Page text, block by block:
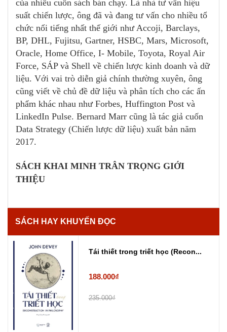
của nhiều cuốn sách bán chạy. Là nhà tư vấn hiệu
suất chiến lược, ông đã và đang tư vấn cho nhiều tổ
chức nổi tiếng nhất thế giới như Accoji, Barclays,
BP, DHL, Fujitsu, Gartner, HSBC, Mars, Microsoft,
Oracle, Home Office, I- Mobile, Toyota, Royal Air
Force, SÁP và Shell về chiến lược kinh doanh và dữ
liệu. Với vai trò diễn giả chính thường xuyên, ông
cũng viết về chủ đề dữ liệu và phân tích cho các ấn
phẩm khác nhau như Forbes, Huffington Post và
LinkedIn Pulse. Bernard Marr cũng là tác giả cuốn
Data Strategy (Chiến lược dữ liệu) xuất bản năm
2017.
SÁCH KHAI MINH TRÂN TRỌNG GIỚI
THIỆU
SÁCH HAY KHUYẾN ĐỌC
Tái thiết trong triết học (Recon...
188.000₫
235.000₫